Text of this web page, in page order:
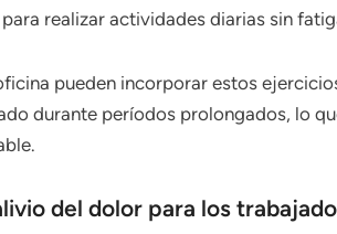
realizar actividades diarias sin
pueden incorporar estos
durante períodos prolongados, lo
del dolor para los